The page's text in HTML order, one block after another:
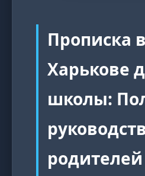
Прописка в
Харькове
школы: